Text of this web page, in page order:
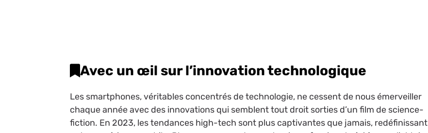
Avec un œil sur l’innovation technologique
Les smartphones, véritables concentrés de technologie, ne cessent de nous émerveiller
chaque année avec des innovations qui semblent tout droit sorties d’un film de science-
fiction. En 2023, les tendances high-tech sont plus captivantes que jamais, redéfinissant